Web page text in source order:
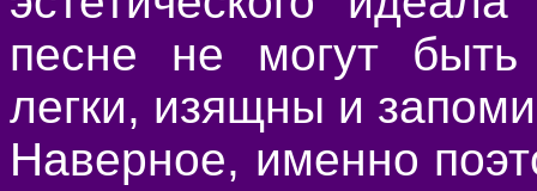
песне не могут
легки, изящны и
Наверное, именно